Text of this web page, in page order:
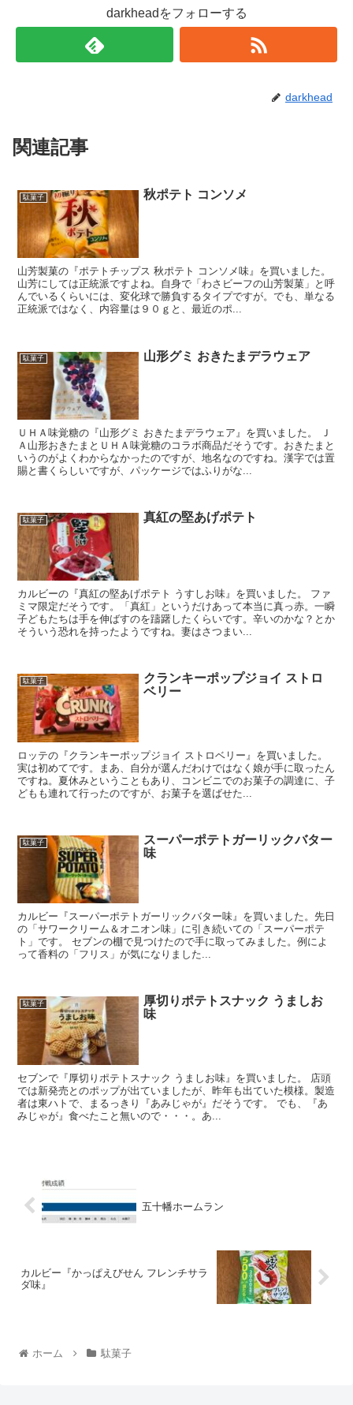
darkheadをフォローする
darkhead
関連記事
駄菓子 秋ポテト コンソメ
山芳製菓の『ポテトチップス 秋ポテト コンソメ味』を買いました。
山芳にしては正統派ですよね。自身で「わさビーフの山芳製菓」と呼
んでいるくらいには、変化球で勝負するタイプですが。でも、単なる
正統派ではなく、内容量は９０ｇと、最近のポ...
駄菓子 山形グミ おきたまデラウェア
ＵＨＡ味覚糖の『山形グミ おきたまデラウェア』を買いました。 Ｊ
Ａ山形おきたまとＵＨＡ味覚糖のコラボ商品だそうです。おきたまと
いうのがよくわからなかったのですが、地名なのですね。漢字では置
賜と書くらしいですが、パッケージではふりがな...
駄菓子 真紅の堅あげポテト
カルビーの『真紅の堅あげポテト うすしお味』を買いました。 ファ
ミマ限定だそうです。「真紅」というだけあって本当に真っ赤。一瞬
子どもたちは手を伸ばすのを躊躇したくらいです。辛いのかな？とか
そういう恐れを持ったようですね。妻はさつまい...
駄菓子
クランキーポップジョイ ストロ
ベリー
ロッテの『クランキーポップジョイ ストロベリー』を買いました。
実は初めてです。まあ、自分が選んだわけではなく娘が手に取ったん
ですね。夏休みということもあり、コンビニでのお菓子の調達に、子
どもも連れて行ったのですが、お菓子を選ばせた...
駄菓子
スーパーポテトガーリックバター
味
カルビー『スーパーポテトガーリックバター味』を買いました。先日
の「サワークリーム＆オニオン味」に引き続いての「スーパーポテ
ト」です。 セブンの棚で見つけたので手に取ってみました。例によ
って香料の「フリス」が気になりました...
駄菓子
厚切りポテトスナック うましお
味
セブンで『厚切りポテトスナック うましお味』を買いました。 店頭
では新発売とのポップが出ていましたが、昨年も出ていた模様。製造
者は東ハトで、まるっきり『あみじゃが』だそうです。 でも、『あ
みじゃが』食べたこと無いので・・・。あ...
五十幡ホームラン
カルビー『かっぱえびせん フレンチサラ
ダ味』
ホーム 駄菓子